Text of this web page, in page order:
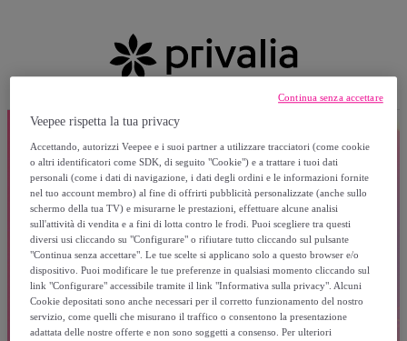
Veepee rispetta la tua privacy
Accettando, autorizzi Veepee e i suoi partner a utilizzare tracciatori (come cookie
o altri identificatori come SDK, di seguito "Cookie") e a trattare i tuoi dati
personali (come i dati di navigazione, i dati degli ordini e le informazioni fornite
nel tuo account membro) al fine di offrirti pubblicità personalizzate (anche sullo
schermo della tua TV) e misurarne le prestazioni, effettuare alcune analisi
sull'attività di vendita e a fini di lotta contro le frodi. Puoi scegliere tra questi
diversi usi cliccando su "Configurare" o rifiutare tutto cliccando sul pulsante
"Continua senza accettare". Le tue scelte si applicano solo a questo browser e/o
dispositivo. Puoi modificare le tue preferenze in qualsiasi momento cliccando sul
link "Configurare" accessibile tramite il link "Informativa sulla privacy". Alcuni
Cookie depositati sono anche necessari per il corretto funzionamento del nostro
servizio, come quelli che misurano il traffico o consentono la presentazione
adattata delle nostre offerte e non sono soggetti a consenso. Per ulteriori
Continua senza accettare